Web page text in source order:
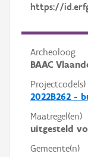
https://
Archeoloog
BAAC
Projectcode(s)
2022B262 -
Maatregel(en)
uitgesteld
Gemeente(n)